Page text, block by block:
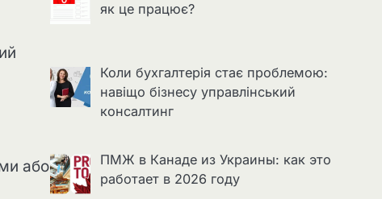
або
як це працює?
Коли бухгалтерія стає проблемою:
навіщо бізнесу управлінський
консалтинг
ПМЖ в Канаде из Украины: как это
работает в 2026 году